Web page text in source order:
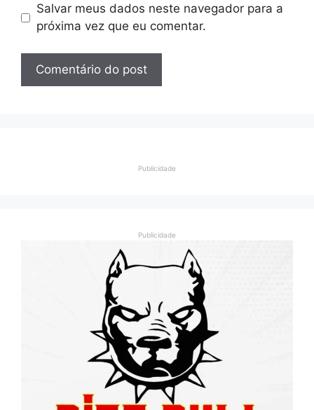
Salvar meus dados neste navegador para a
próxima vez que eu comentar.
Publicidade
Publicidade